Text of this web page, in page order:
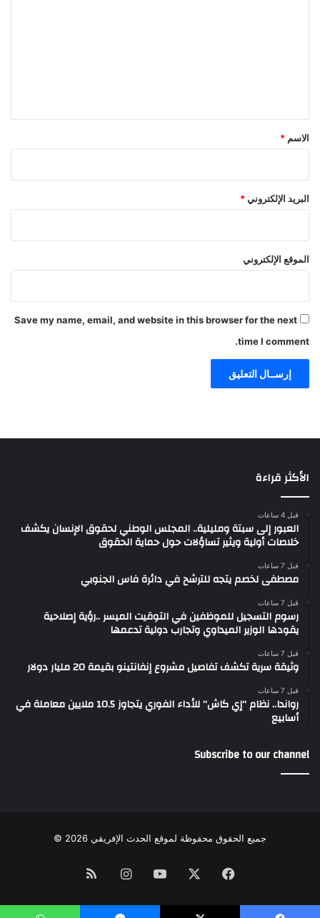
*
الاسم *
البريد الإلكتروني*
الموقع الإلكتروني
Save my name, email, and website in this browser for the next
time I comment.
الأكثر قراءة
قبل 4 ساعات
العبور إلى سبتة ومليلية.. المجلس الوطني لحقوق الإنسان يكشف
خلاصات أولية ويثير تساؤلات حول حماية الحقوق
قبل 7 ساعات
مصطفى لخصم يتجه للترشح في دائرة فاس الجنوبي
قبل 7 ساعات
رسوم التسجيل للموظفين في التوقيت الميسر ..رؤية إصلاحية
يقودها الوزير الميداوي وتجارب دولية تدعمها
قبل 7 ساعات
وثيقة سرية تكشف تفاصيل مشروع إنفانتينو بقيمة 20 مليار دولار
قبل 7 ساعات
رواندا.. نظام “إي كاش” للأداء الفوري يتجاوز 10.5 ملايين معاملة في
أسابيع
Subscribe to our channel
جميع الحقوق محفوظة لموقع الحدث الإفريقي 2026 ©
Facebook
YouTube
Instagram
RSS